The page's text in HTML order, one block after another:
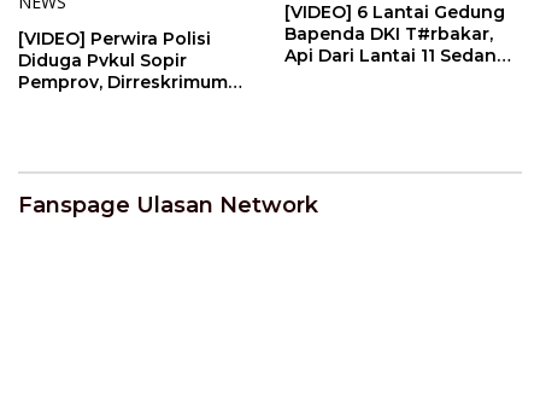
[VIDEO] Perwira Polisi
Diduga Pvkul Sopir
Pemprov, Dirreskrimum
[VIDEO] 6 Lantai Gedung
Bapenda DKI T#rbakar,
Api Dari Lantai 11 Sedang
Fanspage Ulasan Network